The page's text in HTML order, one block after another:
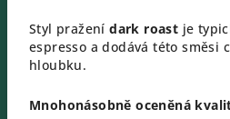
Styl pražení dark roast je
espresso a dodává této směsi
hloubku.
Mnohonásobně oceněná